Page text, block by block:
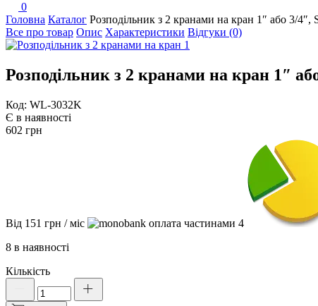
0
Головна Каталог Розподільник з 2 кранами на кран 1″ або 3/
Все про товар Опис Характеристики Відгуки (0)
Розподільник з 2 кранами на кран 1″
Код: WL-3032K
Є в наявності
602 грн
Від 151 грн / міс 4
8 в наявності
Кількість
Розподільник